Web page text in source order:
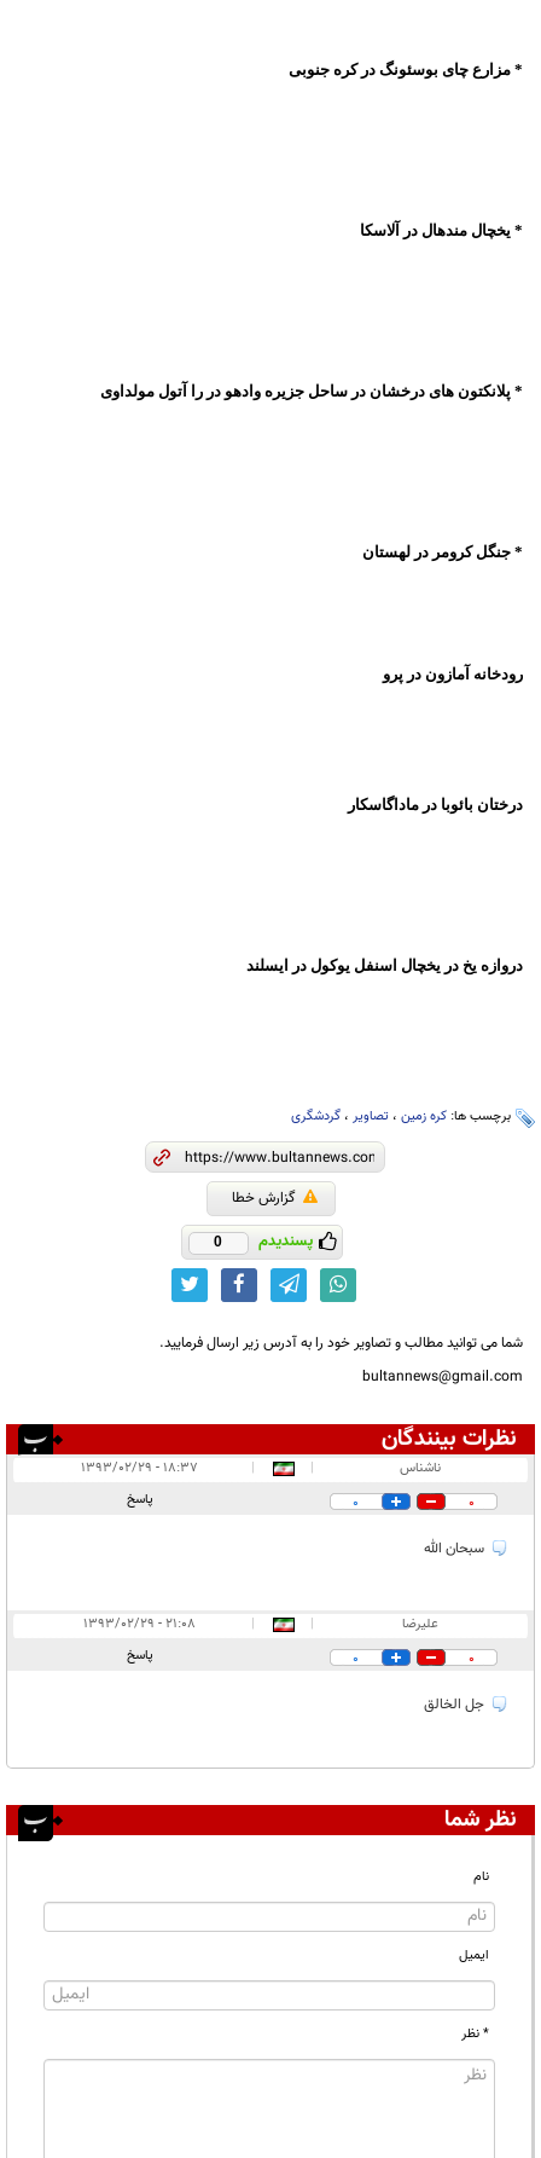
* مزارع چای بوسئونگ در کره جنوبی
* یخچال مندهال در آلاسکا
* پلانکتون های درخشان در ساحل جزیره وادهو در را آتول مولداوی
* جنگل کرومر در لهستان
رودخانه آمازون در پرو
درختان بائوبا در ماداگاسکار
دروازه یخ در یخچال اسنفل یوکول در ایسلند
برچسب ها: کره زمین ، تصاویر ، گردشگری
گزارش خطا
پسندیدم 0
شما می توانید مطالب و تصاویر خود را به آدرس زیر ارسال فرمایید.
bultannews@gmail.com
نظرات بینندگان
در انتظار بررسی:
ناشناس |
|
۱۸:۳۷ - ۱۳۹۳/۰۲/۲۹
0
0 پاسخ
سبحان الله
علیرضا |
|
۲۱:۰۸ - ۱۳۹۳/۰۲/۲۹
0
0 پاسخ
جل الخالق
نظر شما
نام
ایمیل
* نظر